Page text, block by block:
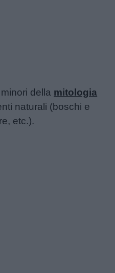
della mitologia
naturali (boschi e
etc.).